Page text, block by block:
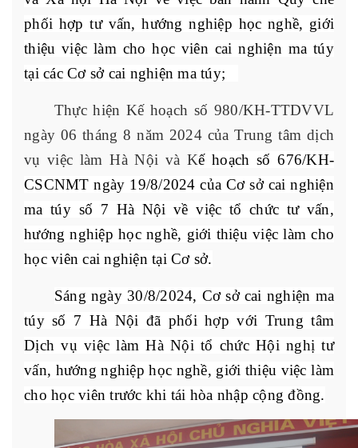
phối hợp tư vấn, hướng nghiệp học nghề, giới
thiệu việc làm cho học viên cai nghiện ma túy
tại các Cơ sở cai nghiện ma túy;
Thực hiện Kế hoạch số 980/KH-TTDVVL
ngày 06 tháng 8 năm 2024 củaTrung tâm dịch
vụ việc làm Hà Nội và Kế hoạch số 676/KH-
CSCNMT ngày 19/8/2024 của Cơ sở cai nghiện
ma túy số 7 Hà Nội về việc tổ chức tư vấn,
hướng nghiệp học nghề, giới thiệu việc làm cho
học viên cai nghiện tại Cơ sở.
Sáng ngày 30/8/2024, Cơ sở cai nghiện ma
túy số 7 Hà Nội đã phối hợp với Trung tâm
Dịch vụ việc làm Hà Nội tổ chức Hội nghị tư
vấn, hướng nghiệp học nghề, giới thiệu việc làm
cho học viên trước khi tái hòa nhập cộng đồng.